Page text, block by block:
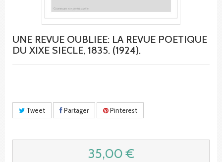
UNE REVUE OUBLIEE: LA REVUE POETIQUE
DU XIXE SIECLE, 1835. (1924).
Tweet Partager Pinterest
35,00 €